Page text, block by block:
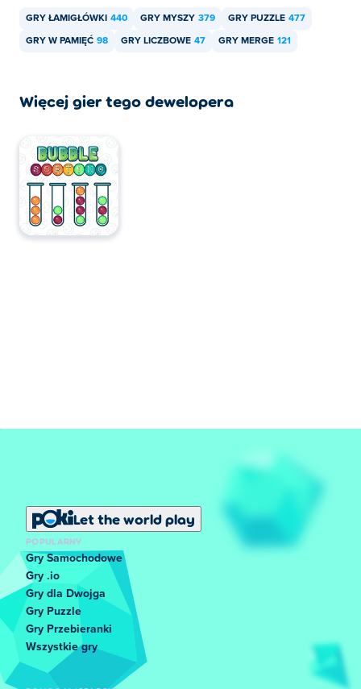
GRY ŁAMIGŁÓWKI 440 GRY MYSZY 379 GRY PUZZLE 477
GRY W PAMIĘĆ 98 GRY LICZBOWE 47 GRY MERGE 121
Więcej gier tego dewelopera
Let the world play
POPULARNY
Gry Samochodowe
Gry .io
Gry dla Dwojga
Gry Puzzle
Gry Przebieranki
Wszystkie gry